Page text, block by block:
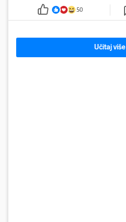
50
Učitaj više